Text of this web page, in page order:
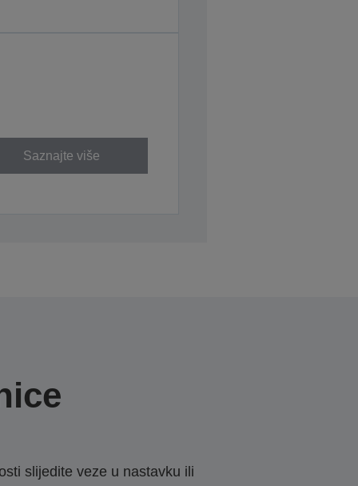
Saznajte više
slijedite veze u nastavku ili